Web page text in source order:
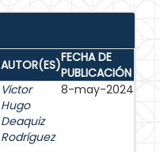
AUTOR(ES)FECHA DE
PUBLICACIÓN
Víctor
Hugo
Deaquiz
Rodríguez
8-may-2024